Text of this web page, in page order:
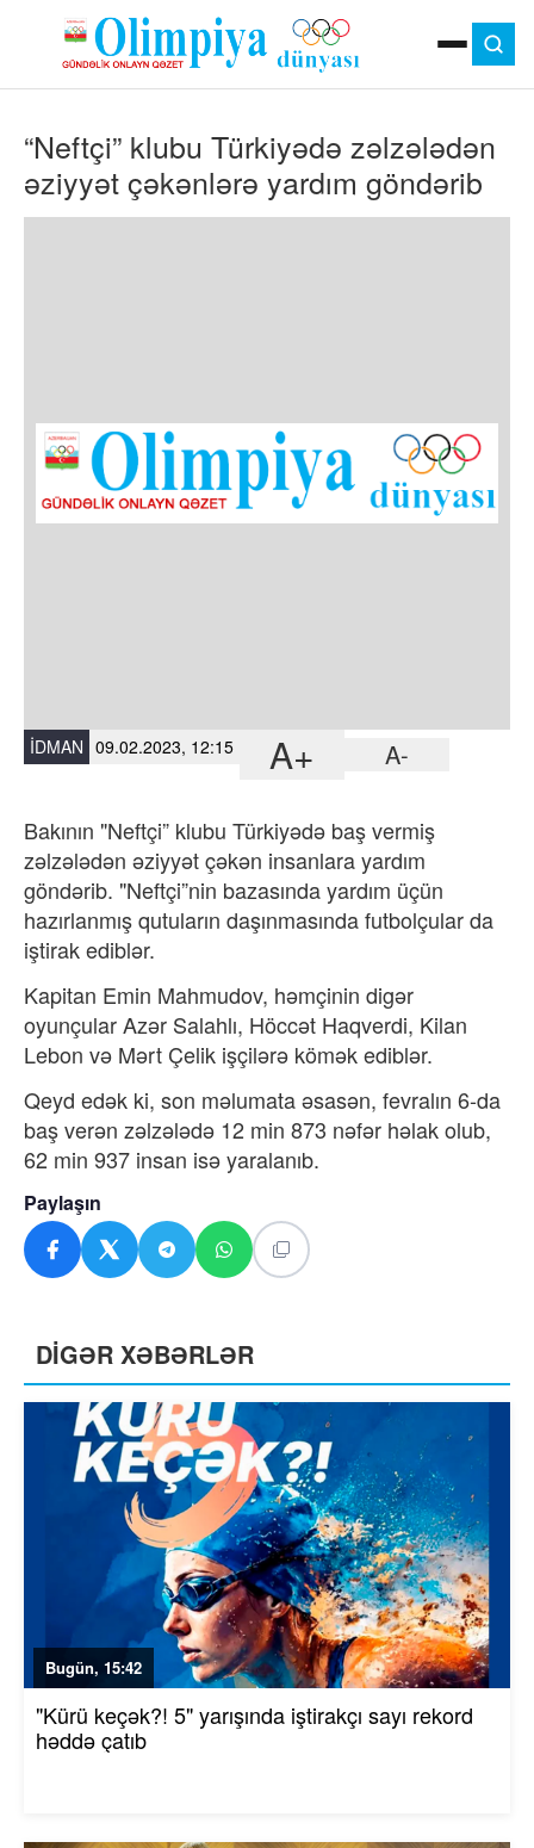
MOK
OLIMPIYA OYUNLARI
ÇAP VERSIYASI
TV
DIGƏR
“Neftçi” klubu Türkiyədə zəlzələdən
əziyyət çəkənlərə yardım göndərib
İDMAN 09.02.2023, 12:15 A+ A-
Bakının "Neftçi” klubu Türkiyədə baş vermiş
zəlzələdən əziyyət çəkən insanlara yardım
göndərib. "Neftçi”nin bazasında yardım üçün
hazırlanmış qutuların daşınmasında futbolçular da
iştirak ediblər.
Kapitan Emin Mahmudov, həmçinin digər
oyunçular Azər Salahlı, Höccət Haqverdi, Kilan
Lebon və Mərt Çelik işçilərə kömək ediblər.
Qeyd edək ki, son məlumata əsasən, fevralın 6-da
baş verən zəlzələdə 12 min 873 nəfər həlak olub,
62 min 937 insan isə yaralanıb.
Paylaşın
DİGƏR XƏBƏRLƏR
Bugün, 15:42
"Kürü keçək?! 5" yarışında iştirakçı sayı rekord
həddə çatıb